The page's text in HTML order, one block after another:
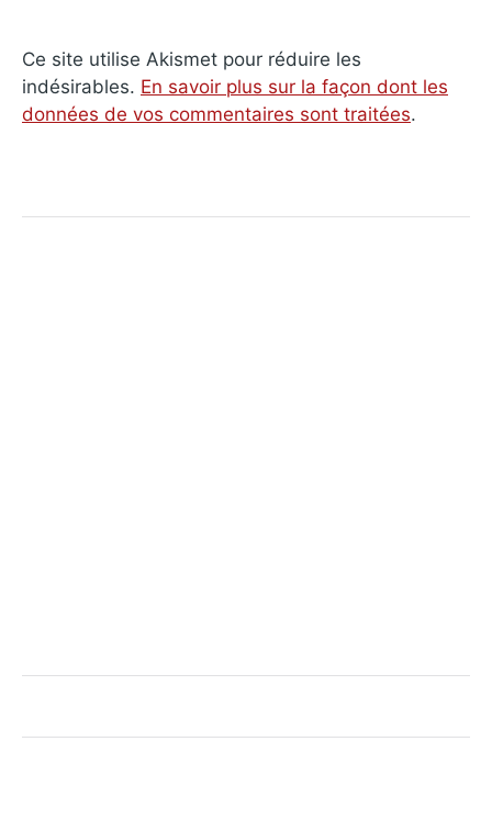
Ce site utilise Akismet pour réduire les
indésirables. En savoir plus sur la façon dont les
données de vos commentaires sont traitées.